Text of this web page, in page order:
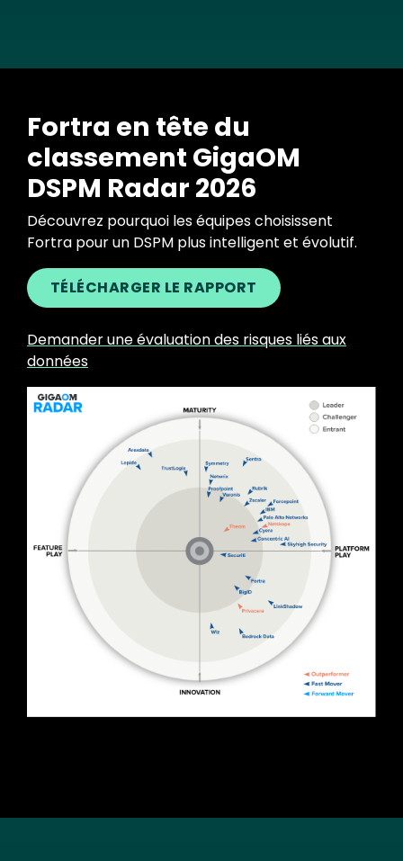
Fortra en tête du
classement GigaOM
DSPM Radar 2026
Découvrez pourquoi les équipes choisissent
Fortra pour un DSPM plus intelligent et évolutif.
TÉLÉCHARGER LE RAPPORT
Demander une évaluation des risques liés aux
données
Image